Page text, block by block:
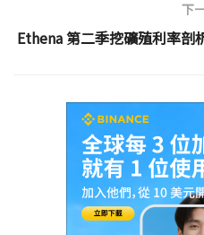
下
Ethena 第二季挖礦殖利率剖